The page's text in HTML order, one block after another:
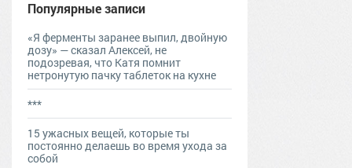
Популярные записи
«Я ферменты заранее выпил, двойную
дозу» — сказал Алексей, не
подозревая, что Катя помнит
нетронутую пачку таблеток на кухне
***
15 ужасных вещей, которые ты
постоянно делаешь во время ухода за
собой